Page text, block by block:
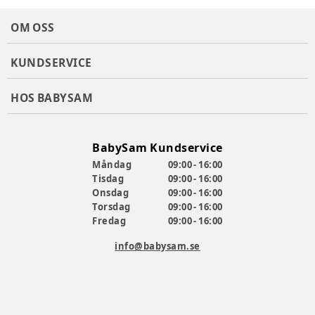
OM OSS
KUNDSERVICE
HOS BABYSAM
BabySam Kundservice
Måndag
09:00 - 16:00
Tisdag
09:00 - 16:00
Onsdag
09:00 - 16:00
Torsdag
09:00 - 16:00
Fredag
09:00 - 16:00
info@babysam.se